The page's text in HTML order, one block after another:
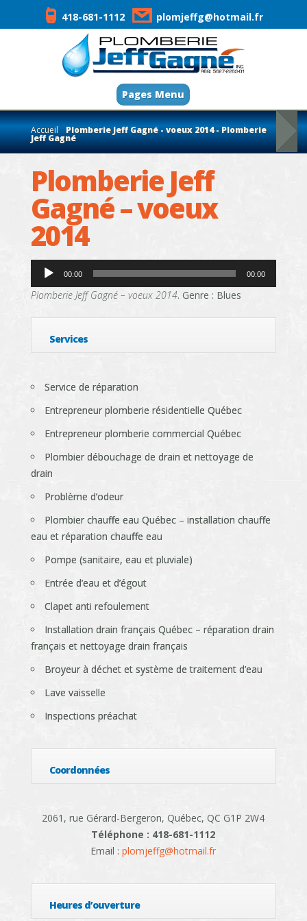
418-681-1112 plomjeffg@hotmail.fr
Pages Menu
Accueil Plomberie Jeff Gagné - voeux 2014 - Plomberie
Jeff Gagné
Plomberie Jeff
Gagné – voeux
2014
Lecteur
audio 00:00 00:00
Plomberie Jeff Gagné – voeux 2014. Genre : Blues
Services
Service de réparation
Entrepreneur plomberie résidentielle Québec
Entrepreneur plomberie commercial Québec
Plombier débouchage de drain et nettoyage de
drain
Problème d’odeur
Plombier chauffe eau Québec – installation chauffe
eau et réparation chauffe eau
Pompe (sanitaire, eau et pluviale)
Entrée d’eau et d’égout
Clapet anti refoulement
Installation drain français Québec – réparation drain
français et nettoyage drain français
Broyeur à déchet et système de traitement d’eau
Lave vaisselle
Inspections préachat
Coordonnées
2061, rue Gérard-Bergeron, Québec, QC G1P 2W4
Téléphone : 418-681-1112
Email :plomjeffg@hotmail.fr
Heures d’ouverture